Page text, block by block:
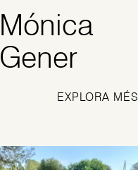
Mónica
Gener
EXPLORA MÉS